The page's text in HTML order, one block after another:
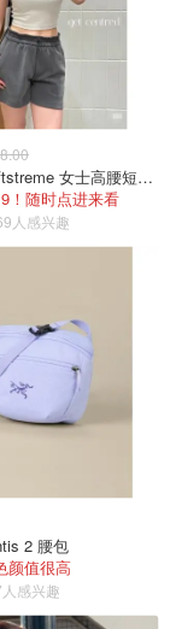
匹克等减肥药物
为：双颊和眼周
一脂肪层原本是
消失，就会产生
在代价。
lululemon Softstreme 女士高腰短裤 10cm
！随时点进来看
人感兴趣
2 腰包
颜值很高
感兴趣